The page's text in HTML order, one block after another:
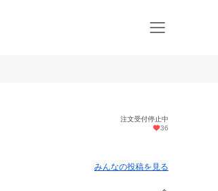
注文受付停止中
36
みんなの投稿を見る